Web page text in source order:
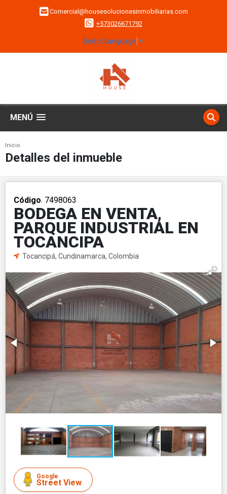
Comercial@housesolucionesinmobiliarias.com
+573026671792
Select Language ▼
MENÚ
Inicio
Detalles del inmueble
Código. 7498063
BODEGA EN VENTA,
PARQUE INDUSTRIAL EN
TOCANCIPA
Tocancipá, Cundinamarca, Colombia
Google
Street View